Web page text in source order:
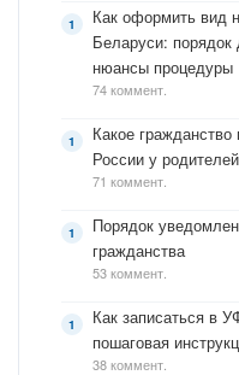
Как оформить вид
Беларуси: порядок
нюансы процедуры
74 коммент.
Какое
России у
71 коммент.
Порядок
гражданства
53 коммент.
Как записаться в
пошаговая
38 коммент.